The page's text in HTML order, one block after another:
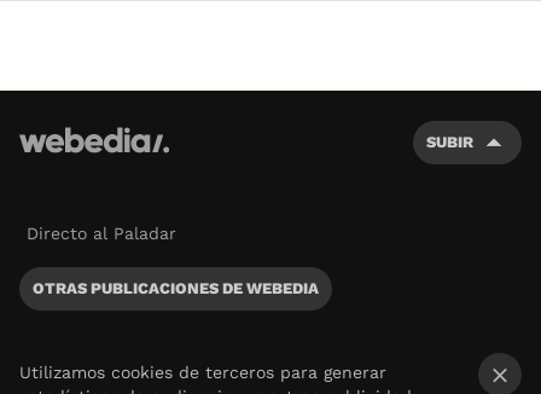
SUBIR
Directo al Paladar
OTRAS PUBLICACIONES DE WEBEDIA
Utilizamos cookies de terceros para generar